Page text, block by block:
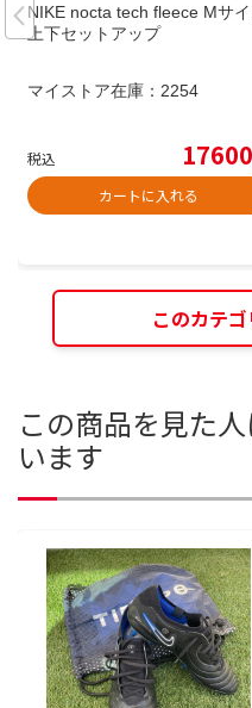
NIKE nocta tech fleece Mサ
上下セットアップ
マイストア在庫： 2254
税込 17600
カートに入れる
このカテ
この商品を見た
います